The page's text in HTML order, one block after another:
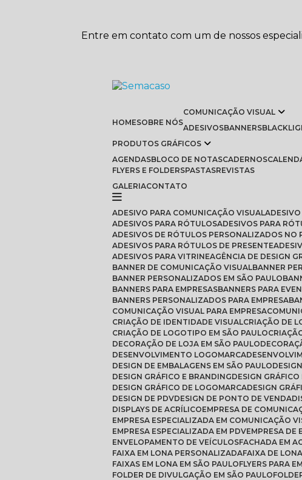
Entre em contato com um de nossos
HOME SOBRE NÓS
COMUNICAÇÃO VISUAL
ADESIVOS BANNERS
PRODUTOS GRÁFICOS
AGENDAS BLOCO DE NOTAS CADERNOS
FLYERS E FOLDERS PASTAS
REVISTAS
GALERIA CONTATO
ADESIVO PARA COMUNICAÇÃO VISUAL
ADESIVOS PARA RÓTULOS ADESIVOS PARA
ADESIVOS DE RÓTULOS PERSONALIZADOS NO
ADESIVOS PARA RÓTULOS DE PRESENTE
ADESIVOS PARA VITRINE
AGÊNCIA DE DESIGN
BANNER DE COMUNICAÇÃO VISUAL BANNER
BANNER PERSONALIZADOS EM SÃO PAULO
BANNERS PARA EMPRESAS BANNERS PARA
BANNERS PERSONALIZADOS PARA EMPRESA
COMUNICAÇÃO VISUAL PARA EMPRESA
CRIAÇÃO DE IDENTIDADE VISUAL CRIAÇÃO DE
CRIAÇÃO DE LOGOTIPO EM SÃO PAULO
DECORAÇÃO DE LOJA EM SÃO PAULO
DESENVOLVIMENTO LOGOMARCA
DESIGN DE EMBALAGENS EM SÃO PAULO
DESIGN GRÁFICO E BRANDING
DESIGN
DESIGN GRÁFICO DE LOGOMARCA
DESIGN
DESIGN DE PDV
DESIGN DE PONTO DE VENDA
DISPLAYS DE ACRÍLICO
EMPRESA DE
EMPRESA ESPECIALIZADA EM COMUNICAÇÃO
EMPRESA ESPECIALIZADA EM PDV
EMPRESA
ENVELOPAMENTO DE VEÍCULOS FACHADA EM
FAIXA EM LONA PERSONALIZADA FAIXA DE
FAIXAS EM LONA EM SÃO PAULO FLYERS PARA
FOLDER DE DIVULGAÇÃO EM SÃO PAULO